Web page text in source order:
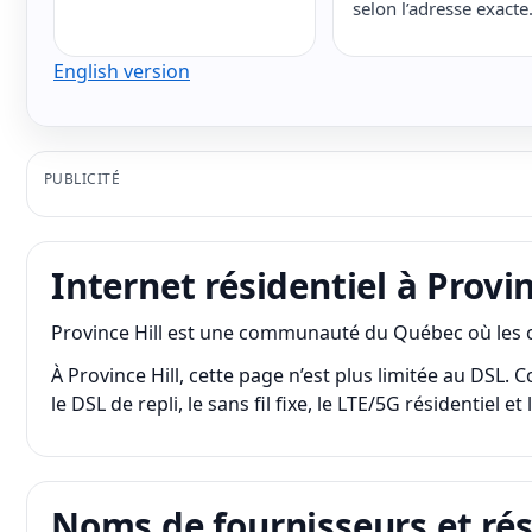
selon l’adresse exacte.
English version
PUBLICITÉ
Internet résidentiel à
Province Hill est une communauté du Québec où
À Province Hill, cette page n’est plus limitée au
le DSL de repli, le sans fil fixe, le LTE/5G résidentiel